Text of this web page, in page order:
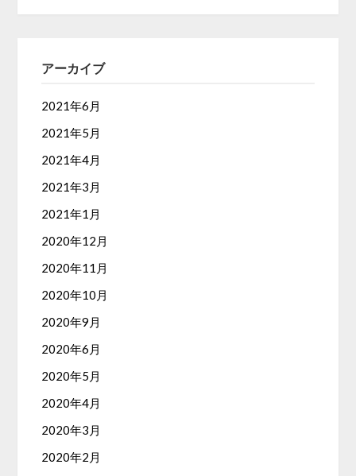
アーカイブ
2021年6月
2021年5月
2021年4月
2021年3月
2021年1月
2020年12月
2020年11月
2020年10月
2020年9月
2020年6月
2020年5月
2020年4月
2020年3月
2020年2月